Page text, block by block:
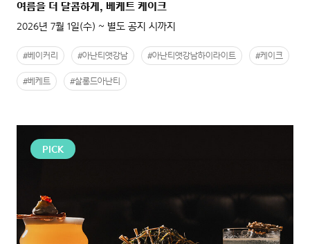
여름을 더 달콤하게, 베케트 케이크
2026년 7월 1일(수) ~ 별도 공지 시까지
#베이커리 #아난티앳강남 #아난티앳강남하이라이트 #케이크
#베케트 #살롱드아난티
PICK